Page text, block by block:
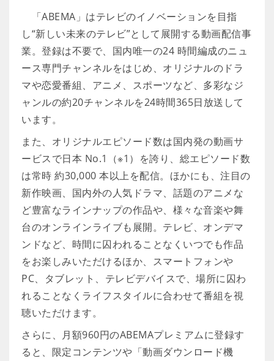
「ABEMA」はテレビのイノベーションを目指
し“新しい未来のテレビ”として展開する動画配信事
業。登録は不要で、国内唯一の24 時間編成のニュ
ース専門チャンネルをはじめ、オリジナルのドラ
マや恋愛番組、アニメ、スポーツなど、多彩なジ
ャンルの約20チャンネルを24時間365日放送して
います。
また、オリジナルエピソード数は国内発の動画サ
ービスで日本 No.1（※1）を誇り、総エピソード数
は常時 約30,000 本以上を配信。ほかにも、注目の
新作映画、国内外の人気ドラマ、話題のアニメな
ど豊富なラインナップの作品や、様々な音楽や舞
台のオンラインライブも展開。テレビ、オンデマ
ンドなど、時間に囚われることなくいつでも作品
をお楽しみいただけるほか、スマートフォンや
PC、タブレット、テレビデバイスで、場所に囚わ
れることなくライフスタイルに合わせて番組を視
聴いただけます。
さらに、月額960円のABEMAプレミアムに登録す
ると、限定コンテンツや「動画ダウンロード機